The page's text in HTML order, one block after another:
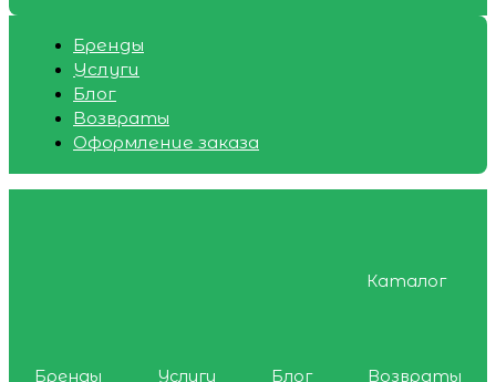
Бренды
Услуги
Блог
Возвраты
Оформление заказа
Каталог
Бренды Услуги Блог
Возвраты